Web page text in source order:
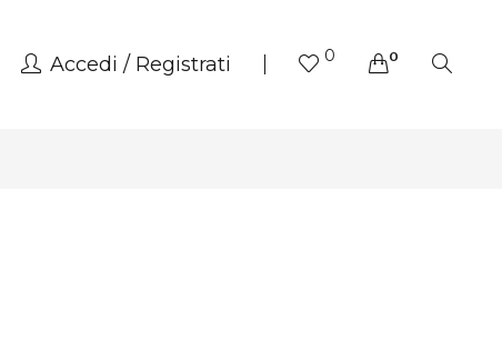
Accedi Registrati 0 0